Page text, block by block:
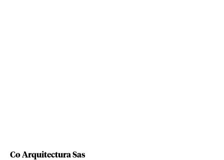
Co Arquitectura Sas